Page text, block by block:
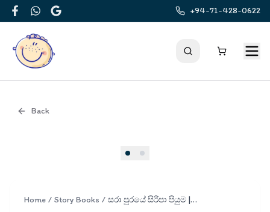
FacebookWhatsApp
Google
+94-71-428-0622
Back
Home / Story Books / සරා පුරයේ සිරිපා පියුම | Sara Puraye Siripa Piyuma